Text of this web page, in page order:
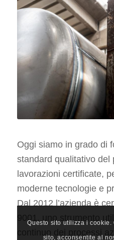
Oggi siamo in grado di
standard qualitativo del
lavorazioni certificate,
moderne tecnologie e
Dal 2012 l’azienda è
Questo sito utilizza i
sito, acconsentite al